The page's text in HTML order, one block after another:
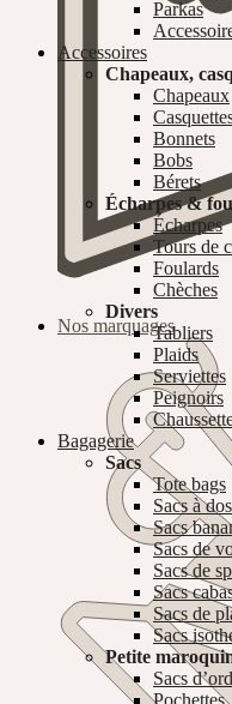
Nos marquages
Parkas
Accessoires
Chapeaux,
Chapeaux
Bonnets
Bobs
Bérets
Écharpes &
Écharpes
Tours de
Foulards
Chèches
Divers
Tabliers
Plaids
Serviettes
Peignoirs
Bagagerie
Sacs
Tote bags
Sacs à dos
Sacs
Sacs de
Sacs de
Sacs
Sacs de
Sacs
Petite
Sacs
Pochettes